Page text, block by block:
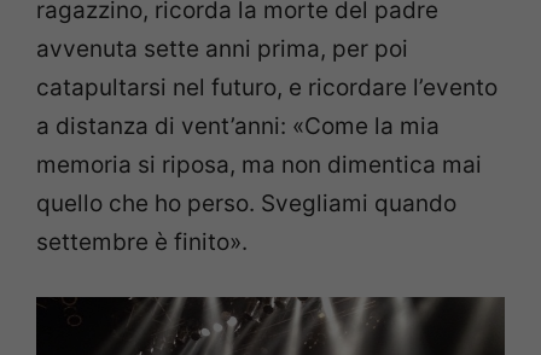
ragazzino, ricorda la morte del padre
avvenuta sette anni prima, per poi
catapultarsi nel futuro, e ricordare l’evento
a distanza di vent’anni: «Come la mia
memoria si riposa, ma non dimentica mai
quello che ho perso. Svegliami quando
settembre è finito».